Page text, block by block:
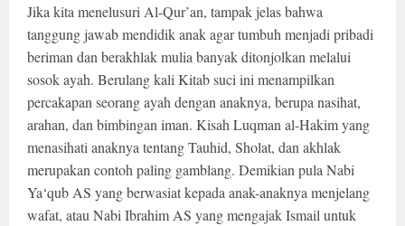
Jika kita menelusuri Al-Qur’an, tampak jelas bahwa
tanggung jawab mendidik anak agar tumbuh menjadi pribadi
beriman dan berakhlak mulia banyak ditonjolkan melalui
sosok ayah. Berulang kali Kitab suci ini menampilkan
percakapan seorang ayah dengan anaknya, berupa nasihat,
arahan, dan bimbingan iman. Kisah Luqman al-Hakim yang
menasihati anaknya tentang Tauhid, Sholat, dan akhlak
merupakan contoh paling gamblang. Demikian pula Nabi
Ya‘qub AS yang berwasiat kepada anak-anaknya menjelang
wafat, atau Nabi Ibrahim AS yang mengajak Ismail untuk